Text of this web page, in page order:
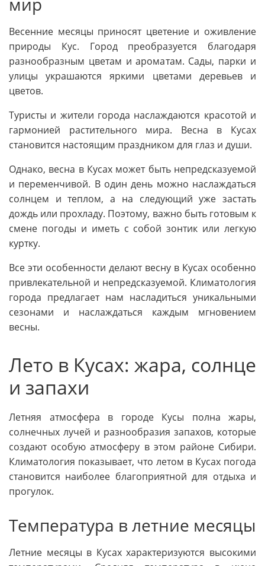
Весенние месяцы приносят цветение и оживление
природы Кус. Город преобразуется благодаря
разнообразным цветам и ароматам. Сады, парки и
улицы украшаются яркими цветами деревьев и
цветов.
Туристы и жители города наслаждаются красотой и
гармонией растительного мира. Весна в Кусах
становится настоящим праздником для глаз и души.
Однако, весна в Кусах может быть непредсказуемой
и переменчивой. В один день можно наслаждаться
солнцем и теплом, а на следующий уже застать
дождь или прохладу. Поэтому, важно быть готовым к
смене погоды и иметь с собой зонтик или легкую
куртку.
Все эти особенности делают весну в Кусах особенно
привлекательной и непредсказуемой. Климатология
города предлагает нам насладиться уникальными
сезонами и наслаждаться каждым мгновением
весны.
Лето в Кусах: жара, солнце
и запахи
Летняя атмосфера в городе Кусы полна жары,
солнечных лучей и разнообразия запахов, которые
создают особую атмосферу в этом районе Сибири.
Климатология показывает, что летом в Кусах погода
становится наиболее благоприятной для отдыха и
прогулок.
Температура в летние месяцы
Летние месяцы в Кусах характеризуются высокими